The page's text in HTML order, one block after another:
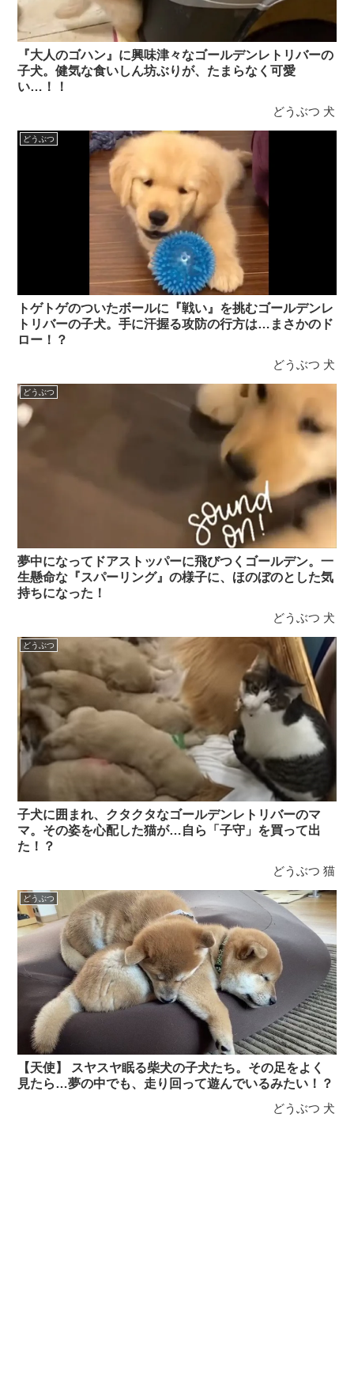
『大人のゴハン』に興味津々なゴールデンレトリバーの
子犬。健気な食いしん坊ぶりが、たまらなく可愛
い…！！
どうぶつ 犬
どうぶつ
トゲトゲのついたボールに『戦い』を挑むゴールデンレ
トリバーの子犬。手に汗握る攻防の行方は…まさかのド
ロー！？
どうぶつ 犬
どうぶつ
夢中になってドアストッパーに飛びつくゴールデン。一
生懸命な『スパーリング』の様子に、ほのぼのとした気
持ちになった！
どうぶつ 犬
どうぶつ
子犬に囲まれ、クタクタなゴールデンレトリバーのマ
マ。その姿を心配した猫が…自ら「子守」を買って出
た！？
どうぶつ 猫
どうぶつ
【天使】 スヤスヤ眠る柴犬の子犬たち。その足をよく
見たら…夢の中でも、走り回って遊んでいるみたい！？
どうぶつ 犬